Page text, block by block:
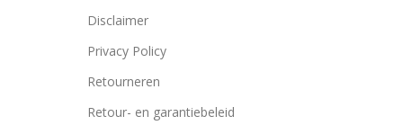
Disclaimer
Privacy Policy
Retourneren
Retour- en garantiebeleid